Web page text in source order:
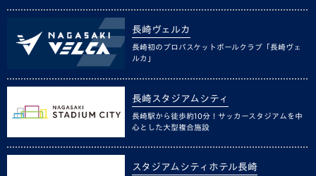
長崎ヴェルカ
長崎初のプロバスケットボールクラブ「長崎ヴェ
ルカ」
長崎スタジアムシティ
長崎駅から徒歩約10分！サッカースタジアムを中
心とした大型複合施設
スタジアムシティホテル長崎